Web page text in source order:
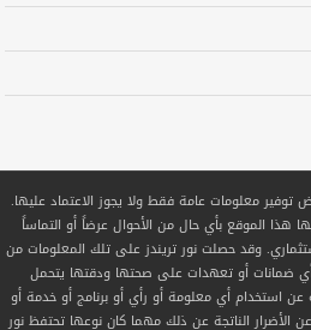
معلومات عامة فقط ولا يجوز الاعتماد عليها.
هذا الموقع بأي حال من الأحوال عرضاً أو التماساً
وقد حصلت نور تريندز على تلك المعلومات من
ضمانات أو تعهدات على صحتها ودقتها يتحمل
استخدام أي معلومة أو رأي أو برنامج أو خدمة أو
الأضرار الناتجة عن ذلك مهما كان نوعها تحتفظ نور